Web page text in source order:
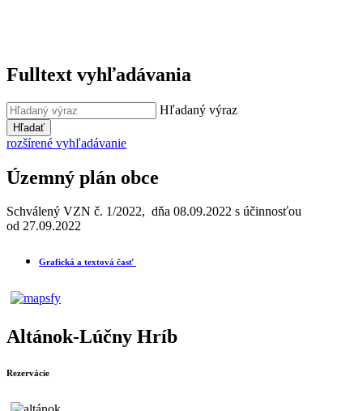
Fulltext vyhľadávania
Hľadaný výraz
Hľadať
rozšírené vyhľadávanie
Územný plán obce
Schválený VZN č. 1/2022, dňa 08.09.2022 s účinnosťou
od 27.09.2022
Grafická a textová časť
Altánok-Lúčny Hríb
Rezervácie